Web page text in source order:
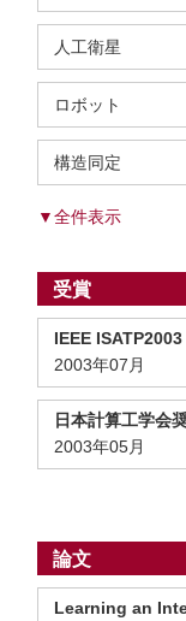
人工衛星
ロボット
構造同定
▼全件表示
受賞
IEEE
2003年07月
日本計算工学会
2003年05月
論文
Learning an